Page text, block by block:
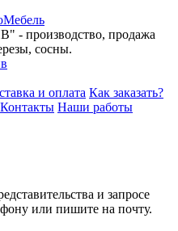
производство, продажа
сосны.
и оплата Как заказать?
Контакты Наши работы
и запросе
или пишите на почту.